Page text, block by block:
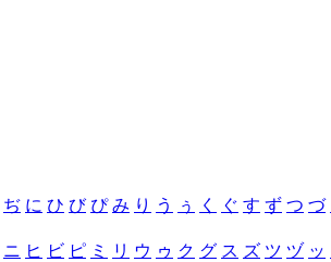
ぢ に ひ び ぴ み り う ぅ く ぐ す ず つ づ
ニ ヒ ビ ピ ミ リ ウ ゥ ク グ ス ズ ツ ヅ ッ